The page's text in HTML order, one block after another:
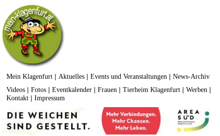
Mein Klagenfurt | Aktuelles |Events und Veranstaltungen |News-Archiv
Videos |Fotos |Eventkalender |Frauen |Tierheim Klagenfurt |Werben |
Kontakt |Impressum